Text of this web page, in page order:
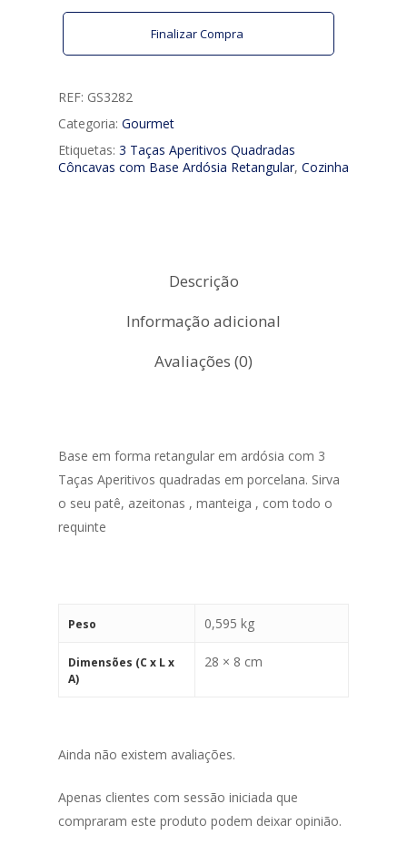
Finalizar Compra
REF: GS3282
Categoria: Gourmet
Etiquetas: 3 Taças Aperitivos Quadradas
Côncavas com Base Ardósia Retangular, Cozinha
Descrição
Informação adicional
Avaliações (0)
Base em forma retangular em ardósia com 3
Taças Aperitivos quadradas em porcelana. Sirva
o seu patê, azeitonas , manteiga , com todo o
requinte
Peso 0,595 kg
Dimensões (C x L x
A)
28 × 8 cm
Ainda não existem avaliações.
Apenas clientes com sessão iniciada que
compraram este produto podem deixar opinião.